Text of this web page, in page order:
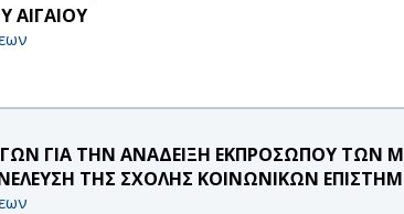
ΑΙΓΑΙΟΥ
ΓΙΑ ΤΗΝ ΑΝΑΔΕΙΞΗ ΕΚΠΡΟΣΩΠΟΥ ΤΩΝ
ΤΗΣ ΣΧΟΛΗΣ ΚΟΙΝΩΝΙΚΩΝ